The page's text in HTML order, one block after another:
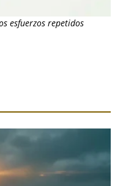
esfuerzos repetidos